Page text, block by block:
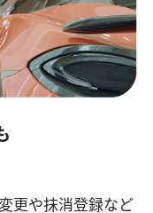
更や抹消登録など